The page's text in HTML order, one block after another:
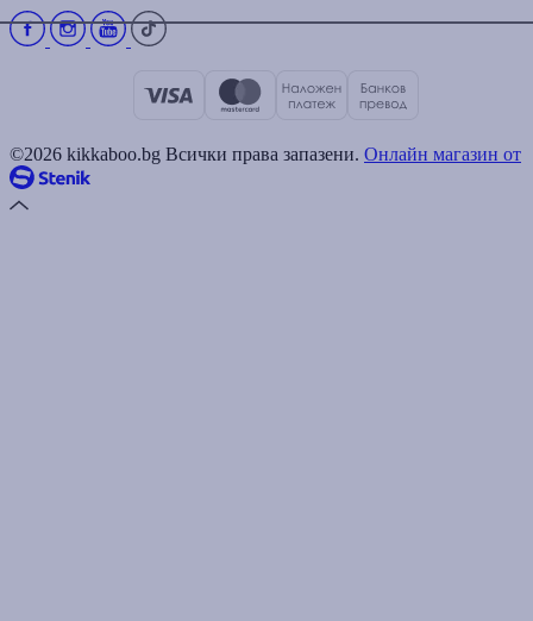
©2026 kikkaboo.bg Всички права запазени. Онлайн магазин от